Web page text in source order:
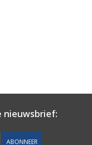
nieuwsbrief:
ABONNEER